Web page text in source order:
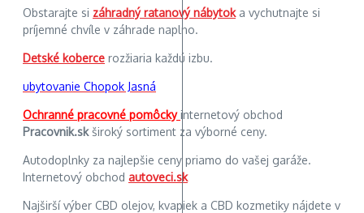
Obstarajte si záhradný ratanový nábytoka vychutnajte si
príjemné chvíle v záhrade naplno.
Detské koberce rozžiaria každú izbu.
ubytovanie Chopok Jasná
Ochranné pracovné pomôckyinternetový obchod
Pracovnik.skširoký sortiment za výborné ceny.
Autodoplnky za najlepšie ceny priamo do vašej garáže.
Internetový obchod autoveci.sk
Najširší výber CBD olejov, kvapiek a CBD kozmetiky nájdete v